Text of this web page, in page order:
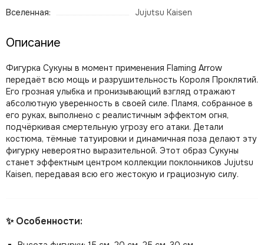
Вселенная:
Jujutsu Kaisen
Описание
Фигурка Сукуны в момент применения Flaming Arrow
передаёт всю мощь и разрушительность Короля Проклятий.
Его грозная улыбка и пронизывающий взгляд отражают
абсолютную уверенность в своей силе. Пламя, собранное в
его руках, выполнено с реалистичным эффектом огня,
подчёркивая смертельную угрозу его атаки. Детали
костюма, тёмные татуировки и динамичная поза делают эту
фигурку невероятно выразительной. Этот образ Сукуны
станет эффектным центром коллекции поклонников Jujutsu
Kaisen, передавая всю его жестокую и грациозную силу.
✨ Особенности: